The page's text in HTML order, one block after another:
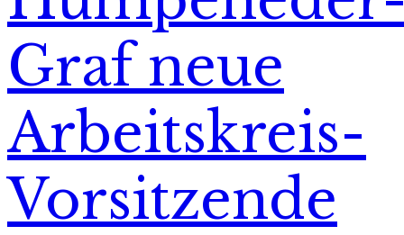
Graf neue
Arbeitskreis-
Vorsitzende